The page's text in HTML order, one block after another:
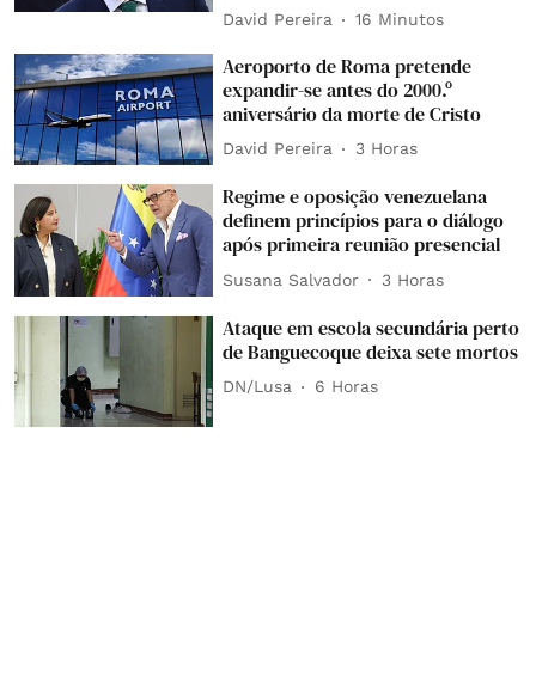
David Pereira 16 Minutos
Aeroporto de Roma pretende
expandir-se antes do 2000.º
aniversário da morte de Cristo
David Pereira 3 Horas
Regime e oposição venezuelana
definem princípios para o diálogo
após primeira reunião presencial
Susana Salvador 3 Horas
Ataque em escola secundária perto
de Banguecoque deixa sete mortos
DN/Lusa 6 Horas